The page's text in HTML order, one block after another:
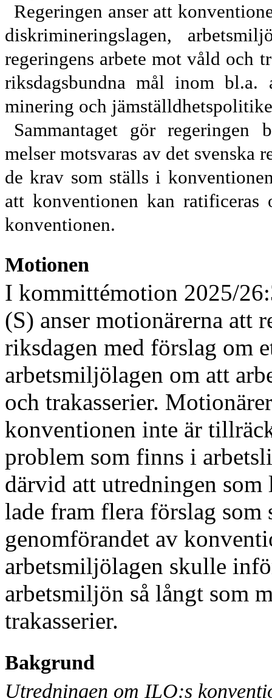
Regeringen anser att
diskrimineringslagen,
regeringens arbete mot våld och
riksdagsbundna mål inom
minering och
Sammantaget gör regeringen
melser motsvaras av det svenska
de krav som ställs i
att konventionen kan ratificeras
konventionen.
Motionen
I kommittémotion 2025/
(S) anser motionärerna att
riksdagen med förslag om
arbetsmiljölagen om att
och trakasserier.
konventionen inte är
problem som finns i
därvid att utredningen
lade fram flera förslag
genomförandet av
arbetsmiljölagen skulle
arbetsmiljön så långt som
trakasserier.
Bakgrund
Utredningen om ILO:s